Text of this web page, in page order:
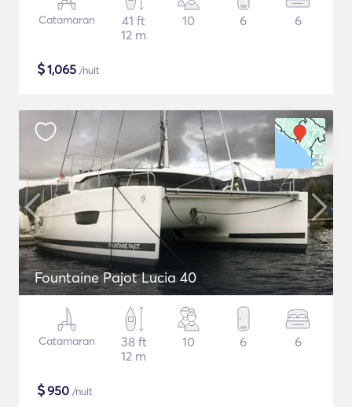
Catamaran
41 ft
12 m
10 6 6
$1,065 /nuit
Fountaine Pajot Lucia 40
Catamaran
38 ft
12 m
10 6 6
$950 /nuit